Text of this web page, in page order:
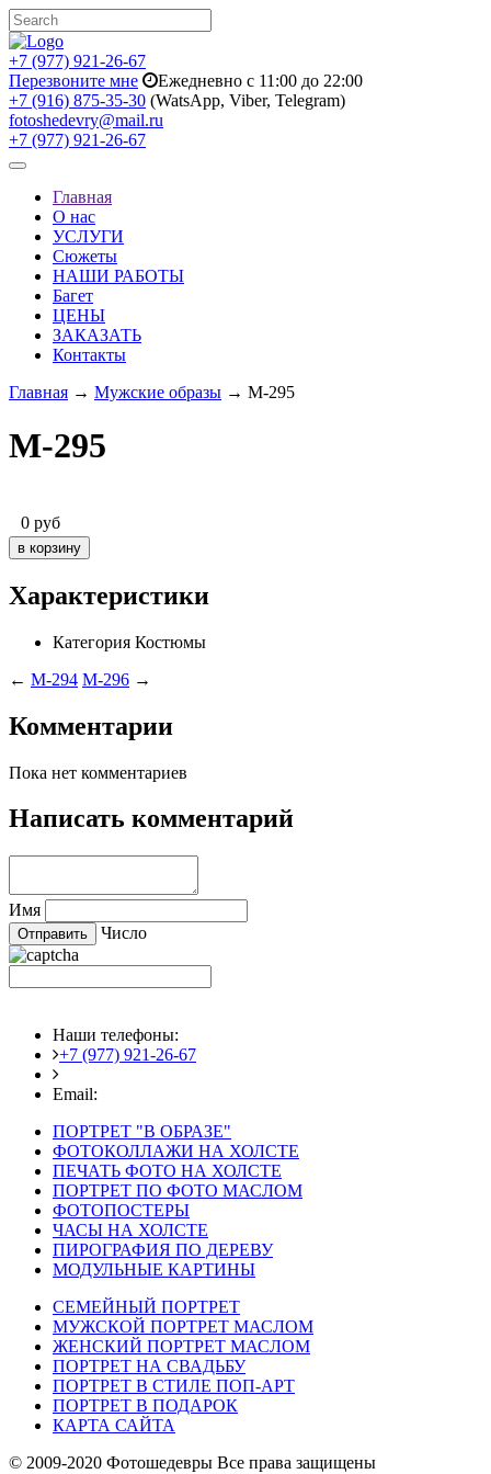
+7 (977) 921-26-67
Перезвоните мне
Ежедневно с 11:00 до 22:00
+7 (916) 875-35-30 (WatsApp, Viber, Telegram)
fotoshedevry@mail.ru
+7 (977) 921-26-67
Toggle
navigationГлавная
О нас
УСЛУГИ
Сюжеты
НАШИ РАБОТЫ
Багет
ЦЕНЫ
ЗАКАЗАТЬ
Контакты
Главная → Мужские образы → M-295
M-295
0 руб
Характеристики
Категория Костюмы
← M-294 M-296 →
Комментарии
Пока нет комментариев
Написать комментарий
Имя
Число
Наши телефоны:
+7 (977) 921-26-67
Email:
ПОРТРЕТ "В ОБРАЗЕ"
ФОТОКОЛЛАЖИ НА ХОЛСТЕ
ПЕЧАТЬ ФОТО НА ХОЛСТЕ
ПОРТРЕТ ПО ФОТО МАСЛОМ
ФОТОПОСТЕРЫ
ЧАСЫ НА ХОЛСТЕ
ПИРОГРАФИЯ ПО ДЕРЕВУ
МОДУЛЬНЫЕ КАРТИНЫ
СЕМЕЙНЫЙ ПОРТРЕТ
МУЖСКОЙ ПОРТРЕТ МАСЛОМ
ЖЕНСКИЙ ПОРТРЕТ МАСЛОМ
ПОРТРЕТ НА СВАДЬБУ
ПОРТРЕТ В СТИЛЕ ПОП-АРТ
ПОРТРЕТ В ПОДАРОК
КАРТА САЙТА
© 2009-2020 Фотошедевры Все права защищены